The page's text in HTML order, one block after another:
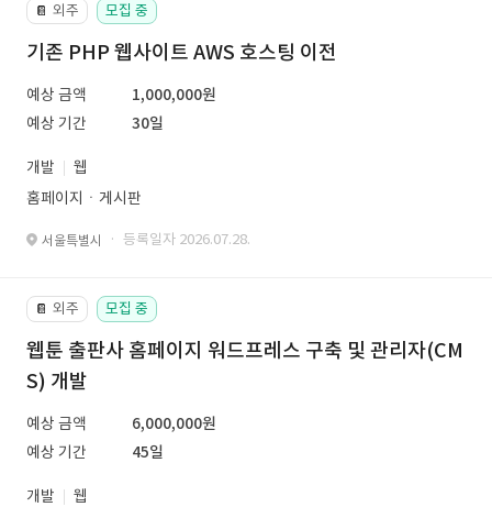
📔 외주 모집 중
기존 PHP 웹사이트 AWS 호스팅 이전
예상 금액
1,000,000원
예상 기간
30일
개발
웹
홈페이지ㆍ게시판
서울특별시 · 등록일자 2026.07.28.
📔 외주 모집 중
웹툰 출판사 홈페이지 워드프레스 구축 및 관리자(CM
S) 개발
예상 금액
6,000,000원
예상 기간
45일
개발
웹